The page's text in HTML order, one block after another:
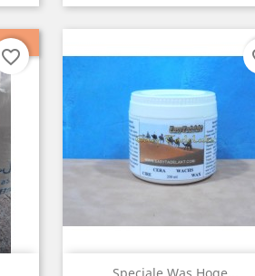
TE KOOP!
PACK
favorite_border
-€ 39,93
PACK
favorite_border
Snelle weergave